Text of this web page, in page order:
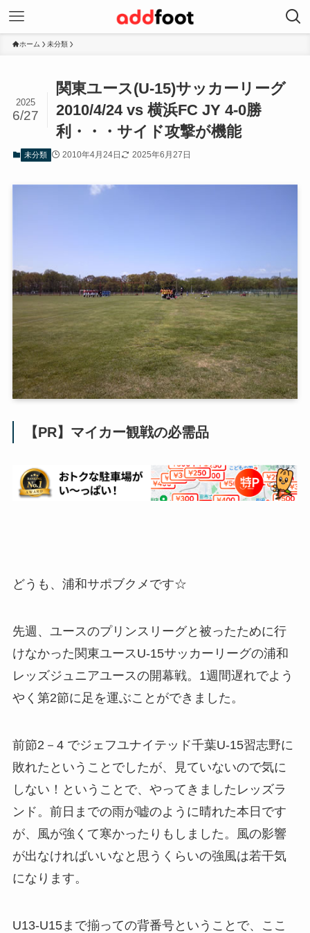
ホーム 未分類
関東ユース(U-15)サッカーリーグ
2010/4/24 vs 横浜FC JY 4-0勝
利・・・サイド攻撃が機能
2025
6/27
未分類 2010年4月24日 2025年6月27日
【PR】マイカー観戦の必需品
どうも、浦和サポブクメです☆
先週、ユースのプリンスリーグと被ったために行
けなかった関東ユースU-15サッカーリーグの浦和
レッズジュニアユースの開幕戦。1週間遅れでよう
やく第2節に足を運ぶことができました。
前節2－4 でジェフユナイテッド千葉U-15習志野に
敗れたということでしたが、見ていないので気に
しない！ということで、やってきましたレッズラ
ンド。前日までの雨が嘘のように晴れた本日です
が、風が強くて寒かったりもしました。風の影響
が出なければいいなと思うくらいの強風は若干気
になります。
U13-U15まで揃っての背番号ということで、ここ